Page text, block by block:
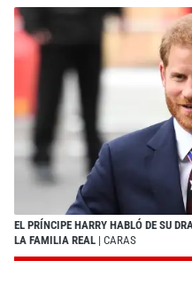
EL PRÍNCIPE HARRY HABLÓ DE SU
LA FAMILIA REAL | CARAS